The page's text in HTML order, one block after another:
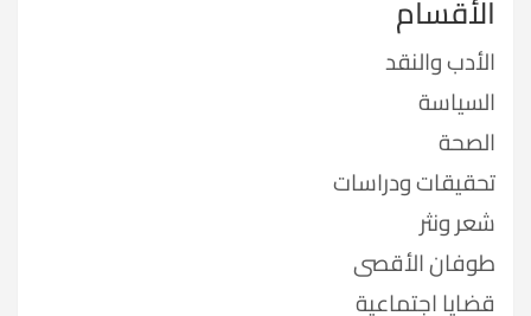
الأقسام
الأدب والنقد
السياسة
الصحة
تحقيقات ودراسات
شعر ونثر
طوفان الأقصى
قضايا اجتماعية